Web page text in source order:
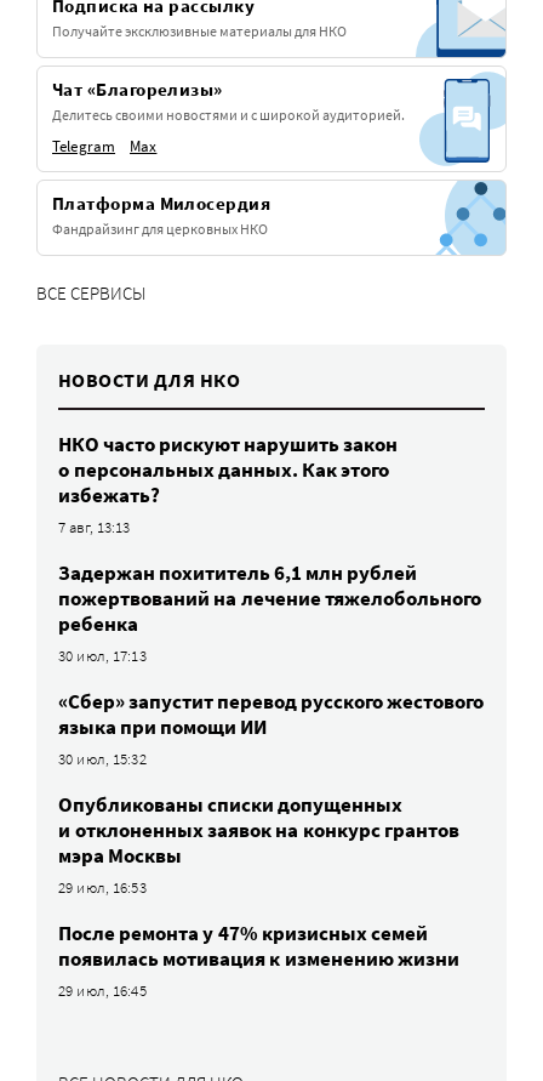
Подписка на рассылку
Получайте эксклюзивные материалы для НКО
Чат «Благорелизы»
Делитесь своими новостями и с широкой аудиторией.
Telegram Max
Платформа Милосердия
Фандрайзинг для церковных НКО
ВСЕ СЕРВИСЫ
НОВОСТИ ДЛЯ НКО
НКО часто рискуют нарушить закон
о персональных данных. Как этого
избежать?
7 авг, 13:13
Задержан похититель 6,1 млн рублей
пожертвований на лечение тяжелобольного
ребенка
30 июл, 17:13
«Сбер» запустит перевод русского жестового
языка при помощи ИИ
30 июл, 15:32
Опубликованы списки допущенных
и отклоненных заявок на конкурс грантов
мэра Москвы
29 июл, 16:53
После ремонта у 47% кризисных семей
появилась мотивация к изменению жизни
29 июл, 16:45